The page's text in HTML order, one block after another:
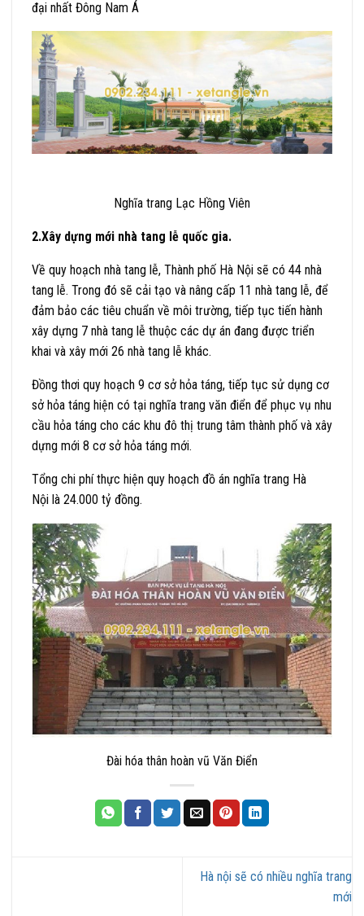
đại nhất Đông Nam Á
Nghĩa trang Lạc Hồng Viên
2.Xây dựng mới nhà tang lễ quốc gia.
Về quy hoạch nhà tang lễ, Thành phố Hà Nội sẽ có 44 nhà
tang lễ. Trong đó sẽ cải tạo và nâng cấp 11 nhà tang lễ, để
đảm bảo các tiêu chuẩn về môi trường, tiếp tục tiến hành
xây dựng 7 nhà tang lễ thuộc các dự án đang được triển
khai và xây mới 26 nhà tang lễ khác.
Đồng thơi quy hoạch 9 cơ sở hỏa táng, tiếp tục sử dụng cơ
sở hỏa táng hiện có tại nghĩa trang văn điển để phục vụ nhu
cầu hỏa táng cho các khu đô thị trung tâm thành phố và xây
dựng mới 8 cơ sở hỏa táng mới.
Tổng chi phí thực hiện quy hoạch đồ án nghĩa trang Hà
Nội là 24.000 tỷ đồng.
Đài hóa thân hoàn vũ Văn Điển
Hà nội sẽ có nhiều nghĩa trang
mới